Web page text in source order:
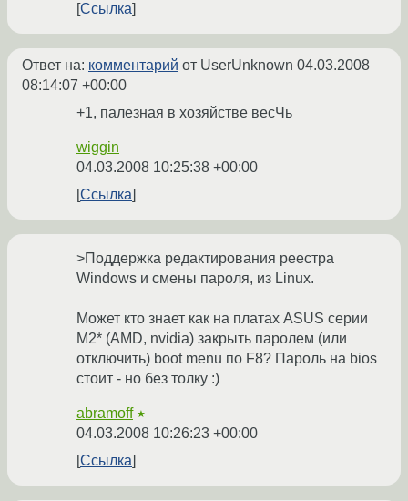
Ссылка
Ответ на: комментарий от UserUnknown 04.03.2008
08:14:07 +00:00
+1, палезная в хозяйстве весЧь
wiggin
04.03.2008 10:25:38 +00:00
Ссылка
>Поддержка редактирования реестра
Windows и смены пароля, из Linux.
Может кто знает как на платах ASUS серии
M2* (AMD, nvidia) закрыть паролем (или
отключить) boot menu по F8? Пароль на bios
стоит - но без толку :)
abramoff ★
04.03.2008 10:26:23 +00:00
Ссылка